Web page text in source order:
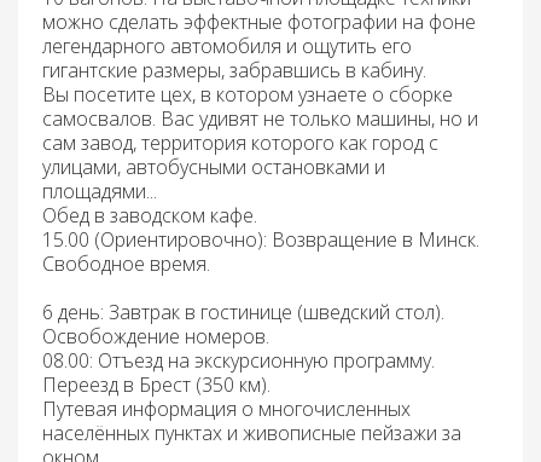
можно сделать эффектные фотографии на фоне
легендарного автомобиля и ощутить его
гигантские размеры, забравшись в кабину.
Вы посетите цех, в котором узнаете о сборке
самосвалов. Вас удивят не только машины, но и
сам завод, территория которого как город с
улицами, автобусными остановками и
площадями...
Обед в заводском кафе.
15.00 (Ориентировочно): Возвращение в Минск.
Свободное время.
6 день: Завтрак в гостинице (шведский стол).
Освобождение номеров.
08.00: Отъезд на экскурсионную программу.
Переезд в Брест (350 км).
Путевая информация о многочисленных
населённых пунктах и живописные пейзажи за